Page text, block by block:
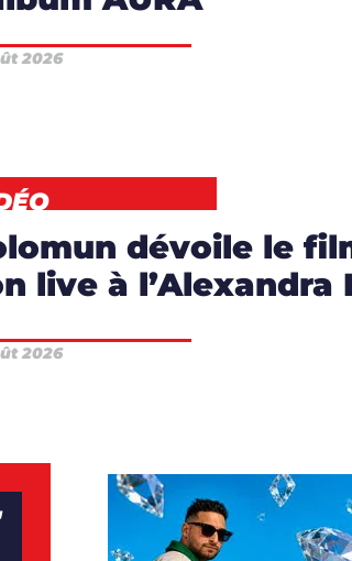
2026
dévoile le
live à l’Alexandra
2026